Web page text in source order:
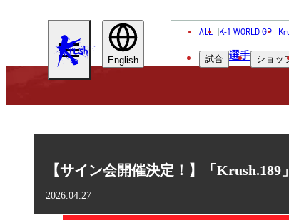
KRUSHEnglish
ALL K-1 WORLD GP
試合 選手 ショッ
【サイン会開催決定！】「
2026.04.27